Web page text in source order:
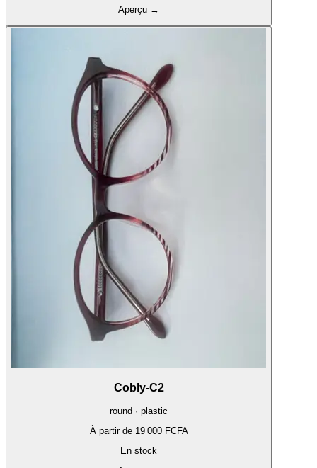
Aperçu →
Cobly-C2
round · plastic
À partir de 19 000 FCFA
En stock